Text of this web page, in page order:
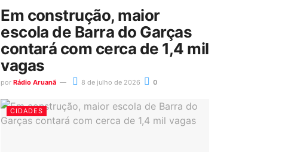
Em construção, maior
escola de Barra do Garças
contará com cerca de 1,4 mil
vagas
por Rádio Aruanã 8 de julho de 2026 0
CIDADES